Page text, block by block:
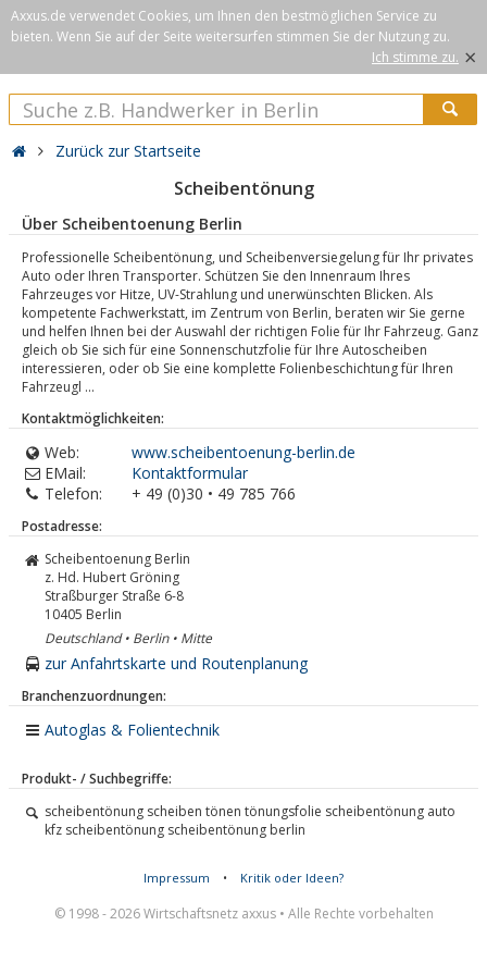
Axxus.de verwendet Cookies, um Ihnen den bestmöglichen Service zu
bieten. Wenn Sie auf der Seite weitersurfen stimmen Sie der Nutzung zu.
Ich stimme zu. ×
Zurück zur Startseite
Scheibentönung
Über Scheibentoenung Berlin
Professionelle Scheibentönung, und Scheibenversiegelung für Ihr privates
Auto oder Ihren Transporter. Schützen Sie den Innenraum Ihres
Fahrzeuges vor Hitze, UV-Strahlung und unerwünschten Blicken. Als
kompetente Fachwerkstatt, im Zentrum von Berlin, beraten wir Sie gerne
und helfen Ihnen bei der Auswahl der richtigen Folie für Ihr Fahrzeug. Ganz
gleich ob Sie sich für eine Sonnenschutzfolie für Ihre Autoscheiben
interessieren, oder ob Sie eine komplette Folienbeschichtung für Ihren
Fahrzeugl ...
Kontaktmöglichkeiten:
Web:
www.scheibentoenung-berlin.de
EMail:
Kontaktformular
Telefon:
+ 49 (0)30 • 49 785 766
Postadresse:
Scheibentoenung Berlin
z. Hd. Hubert Gröning
Straßburger Straße 6-8
10405 Berlin
Deutschland • Berlin • Mitte
zur Anfahrtskarte und Routenplanung
Branchenzuordnungen:
Autoglas & Folientechnik
Produkt- / Suchbegriffe:
scheibentönung scheiben tönen tönungsfolie scheibentönung auto
kfz scheibentönung scheibentönung berlin
Impressum • Kritik oder Ideen?
© 1998 - 2026 Wirtschaftsnetz axxus • Alle Rechte vorbehalten